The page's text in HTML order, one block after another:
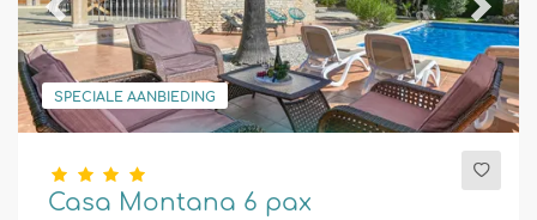
SPECIALE AANBIEDING
Previous Next
Casa Montana 6 pax